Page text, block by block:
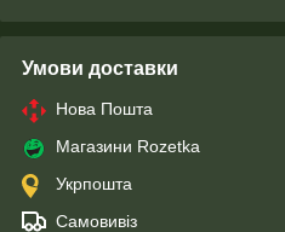
Умови доставки
Нова Пошта
Магазини Rozetka
Укрпошта
Самовивіз